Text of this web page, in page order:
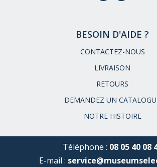
BESOIN D'AIDE ?
CONTACTEZ-NOUS
LIVRAISON
RETOURS
DEMANDEZ UN
NOTRE HISTOIRE
Téléphone : 08 05 40 08
E-mail :